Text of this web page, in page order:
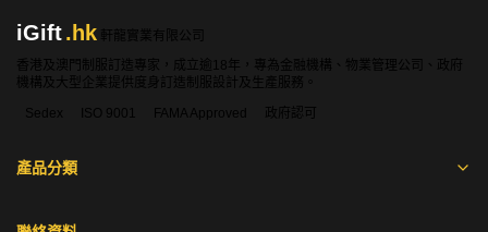
iGift.hk
軒龍實業有限公司
香港及澳門制服訂造專家，成立逾18年，專為金融機構、物業管理公司、政府
機構及大型企業提供度身訂造制服設計及生產服務。
Sedex
ISO 9001 FAMA Approved 政府認可
產品分類